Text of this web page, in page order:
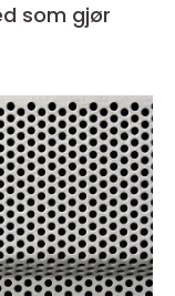
som gjør